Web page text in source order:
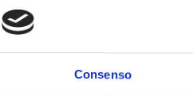
Consenso
funciona
módulo AI100DIN convierte la